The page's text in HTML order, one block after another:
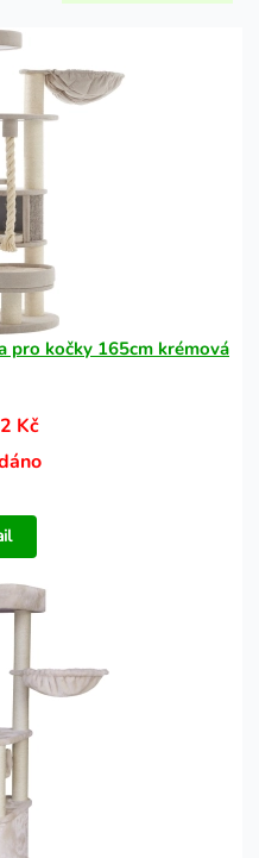
pro kočky 165cm krémová
Kč